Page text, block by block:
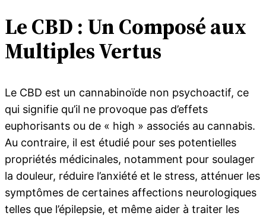
Le CBD : Un Composé aux
Multiples Vertus
Le CBD est un cannabinoïde non psychoactif, ce
qui signifie qu’il ne provoque pas d’effets
euphorisants ou de « high » associés au cannabis.
Au contraire, il est étudié pour ses potentielles
propriétés médicinales, notamment pour soulager
la douleur, réduire l’anxiété et le stress, atténuer les
symptômes de certaines affections neurologiques
telles que l’épilepsie, et même aider à traiter les